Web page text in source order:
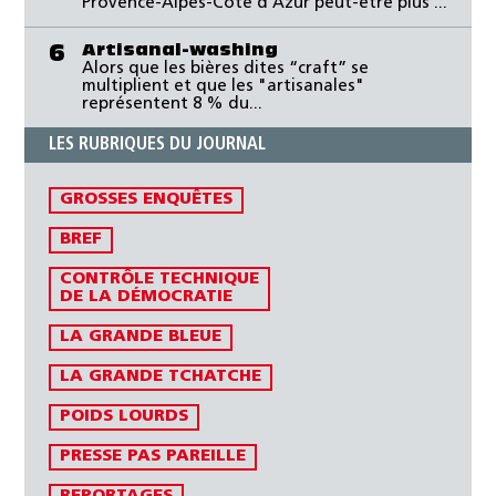
Provence-Alpes-Côte d’Azur peut-être plus ...
6
Artisanal-washing
Alors que les bières dites “craft” se
multiplient et que les "artisanales"
représentent 8 % du...
LES RUBRIQUES DU JOURNAL
GROSSES ENQUÊTES
BREF
CONTRÔLE TECHNIQUE
DE LA DÉMOCRATIE
LA GRANDE BLEUE
LA GRANDE TCHATCHE
POIDS LOURDS
PRESSE PAS PAREILLE